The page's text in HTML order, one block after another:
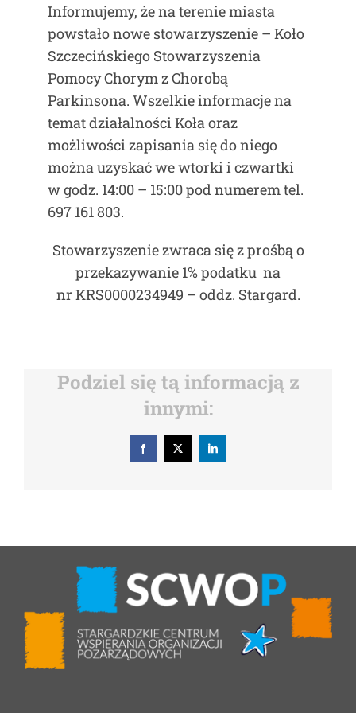
Informujemy, że na terenie miasta
powstało nowe stowarzyszenie – Koło
Szczecińskiego Stowarzyszenia
Pomocy Chorym z Chorobą
Parkinsona. Wszelkie informacje na
temat działalności Koła oraz
możliwości zapisania się do niego
można uzyskać we wtorki i czwartki
w godz. 14:00 – 15:00 pod numerem tel.
697 161 803.
Stowarzyszenie zwraca się z prośbą o
przekazywanie 1% podatku na
nr KRS0000234949 – oddz. Stargard.
Podziel się tą informacją z
innymi:
FacebookX LinkedIn